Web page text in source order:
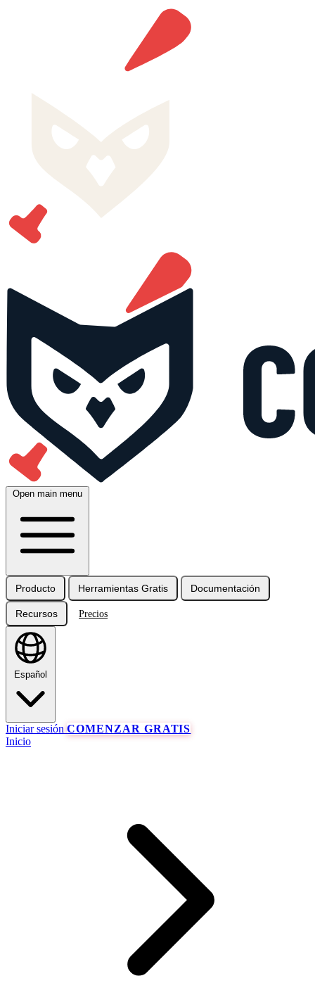
Open main menu
Producto Herramientas Gratis Documentación
Recursos Precios
Español
Iniciar sesión COMENZAR GRATIS
Inicio